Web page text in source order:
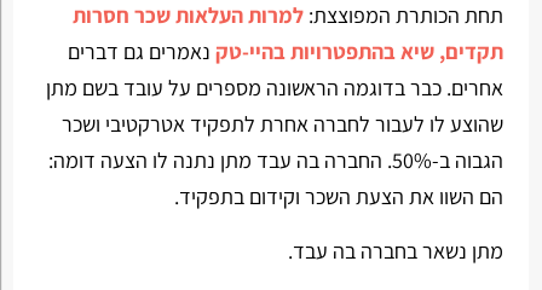
תחת הכותרת המפוצצת: למרות העלאות שכר חסרות
תקדים, שיא בהתפטרויות בהיי-טקנאמרים גם דברים
אחרים. כבר בדוגמה הראשונה מספרים על עובד בשם מתן
שהוצע לו לעבור לחברה אחרת לתפקיד אטרקטיבי ושכר
הגבוה ב-50%. החברה בה עבד מתן נתנה לו הצעה דומה:
הם השוו את הצעת השכר וקידום בתפקיד.
מתן נשאר בחברה בה עבד.